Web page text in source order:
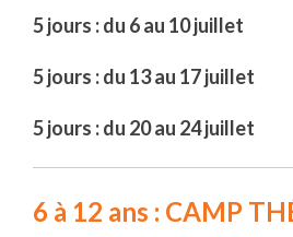
5 jours : du 6 au 10 juillet
5 jours : du 13 au 17 juillet
5 jours : du 20 au 24 juillet
6 à 12 ans : CAMP